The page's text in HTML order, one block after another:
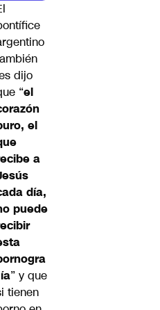
dijo
“el
el
a
día,
puede
” y que
tienen